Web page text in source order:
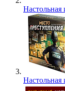
Настольная
Настольная